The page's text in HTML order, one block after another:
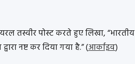
तस्वीर पोस्ट करते हुए लिखा, “भारतीय
नष्ट कर दिया गया है.” (आर्काइव)